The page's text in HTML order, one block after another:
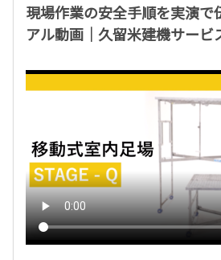
現場作業の安全手順を実演で
アル動画｜久留米建機サービ